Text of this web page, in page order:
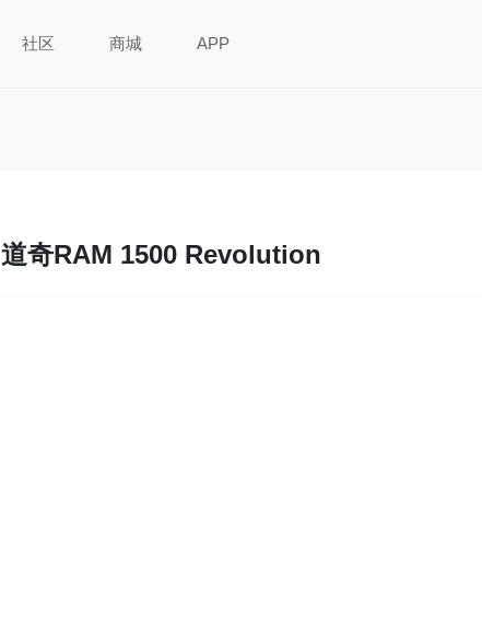
社区 商城 APP
道奇RAM 1500 Revolution